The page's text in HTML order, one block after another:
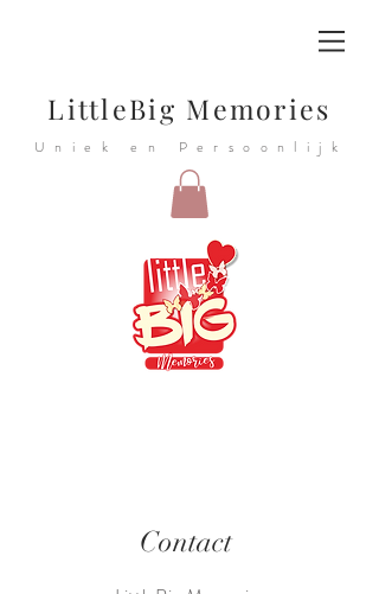
LittleBig Memories
Uniek en Persoonlijk
Contact